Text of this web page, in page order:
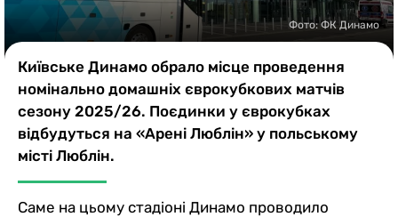
Фото: ФК Динамо
Київське Динамо обрало місце проведення
номінально домашніх єврокубкових матчів
сезону 2025/26. Поєдинки у єврокубках
відбудуться на «Арені Люблін» у польському
місті Люблін.
Саме на цьому стадіоні Динамо проводило